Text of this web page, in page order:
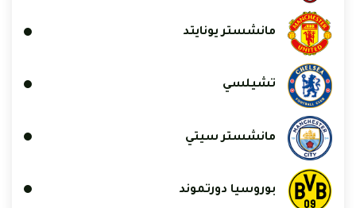
مانشستر يونايتد
تشيلسي
مانشستر سيتي
بوروسيا دورتموند